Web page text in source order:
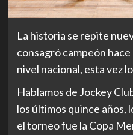
La historia se repite
consagró campeón hace
nivel nacional, esta vez
Hablamos de Jockey
los últimos quince años,
el torneo fue la Copa